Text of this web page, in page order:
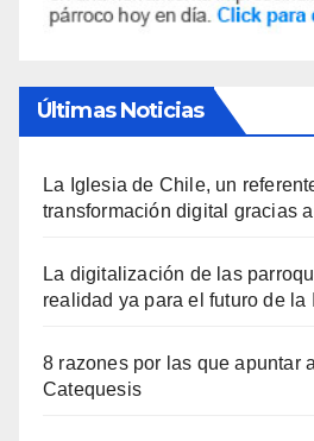
Últimas Noticias
La Iglesia de Chile, un
transformación digital gracias
La digitalización de las
realidad ya para el futuro de la
8 razones por las que apuntar
Catequesis